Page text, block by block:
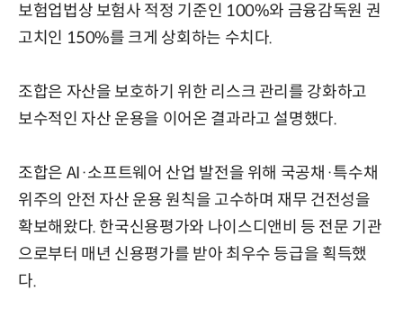
보험업법상 보험사 적정 기준인 100%와 금융감독원 권
고치인 150%를 크게 상회하는 수치다.
조합은 자산을 보호하기 위한 리스크 관리를 강화하고
보수적인 자산 운용을 이어온 결과라고 설명했다.
조합은 AI·소프트웨어 산업 발전을 위해 국공채·특수채
위주의 안전 자산 운용 원칙을 고수하며 재무 건전성을
확보해왔다. 한국신용평가와 나이스디앤비 등 전문 기관
으로부터 매년 신용평가를 받아 최우수 등급을 획득했
다.